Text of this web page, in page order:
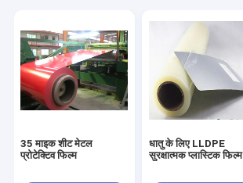
35 माइक शीट मेटल
प्रोटेक्टिव फिल्म
धातु के लिए LLDPE
सुरक्षात्मक प्लास्टिक फिल्म